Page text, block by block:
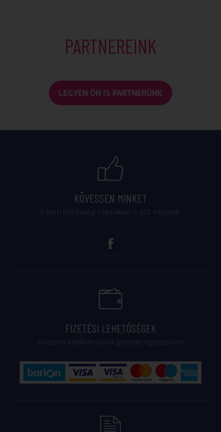
PARTNEREINK
LEGYEN ÖN IS PARTNERÜNK
KÖVESSEN MINKET
FIZETÉSI LEHETŐSÉGEK